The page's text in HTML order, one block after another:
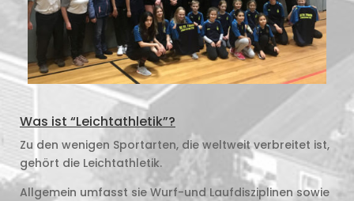
Was ist “Leichtathletik”?
Zu den wenigen Sportarten, die weltweit verbreitet ist,
gehört die Leichtathletik.
Allgemein umfasst sie Wurf-und Laufdisziplinen sowie